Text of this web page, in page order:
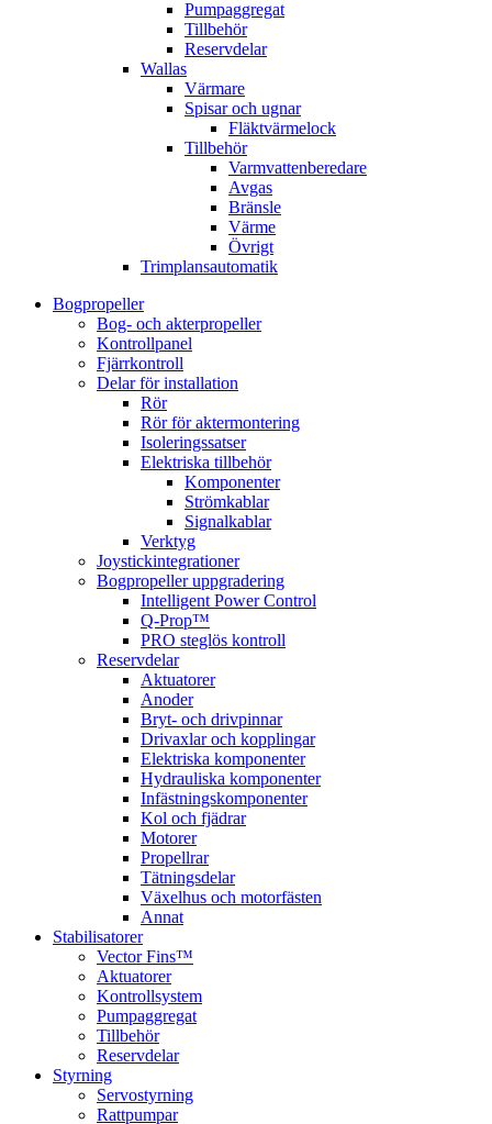
Pumpaggregat
Tillbehör
Reservdelar
Wallas
Värmare
Spisar och ugnar
Fläktvärmelock
Tillbehör
Varmvattenberedare
Avgas
Bränsle
Värme
Övrigt
Trimplansautomatik
Bogpropeller
Bog- och akterpropeller
Kontrollpanel
Fjärrkontroll
Delar för installation
Rör
Rör för aktermontering
Isoleringssatser
Elektriska tillbehör
Komponenter
Strömkablar
Signalkablar
Verktyg
Joystickintegrationer
Bogpropeller uppgradering
Intelligent Power Control
Q-Prop™
PRO steglös kontroll
Reservdelar
Aktuatorer
Anoder
Bryt- och drivpinnar
Drivaxlar och kopplingar
Elektriska komponenter
Hydrauliska komponenter
Infästningskomponenter
Kol och fjädrar
Motorer
Propellrar
Tätningsdelar
Växelhus och motorfästen
Annat
Stabilisatorer
Vector Fins™
Aktuatorer
Kontrollsystem
Pumpaggregat
Tillbehör
Reservdelar
Styrning
Servostyrning
Rattpumpar